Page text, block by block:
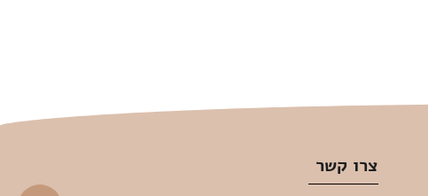
צרו קשר